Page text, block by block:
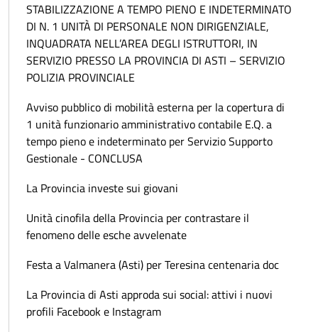
STABILIZZAZIONE A TEMPO PIENO E INDETERMINATO
DI N. 1 UNITÀ DI PERSONALE NON DIRIGENZIALE,
INQUADRATA NELL’AREA DEGLI ISTRUTTORI, IN
SERVIZIO PRESSO LA PROVINCIA DI ASTI – SERVIZIO
POLIZIA PROVINCIALE
Avviso pubblico di mobilità esterna per la copertura di
1 unità funzionario amministrativo contabile E.Q. a
tempo pieno e indeterminato per Servizio Supporto
Gestionale - CONCLUSA
La Provincia investe sui giovani
Unità cinofila della Provincia per contrastare il
fenomeno delle esche avvelenate
Festa a Valmanera (Asti) per Teresina centenaria doc
La Provincia di Asti approda sui social: attivi i nuovi
profili Facebook e Instagram